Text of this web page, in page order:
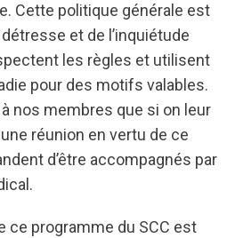
Cette politique générale est
et de l’inquiétude
les règles et utilisent
pour des motifs valables.
à nos membres que si on leur
réunion en vertu de ce
d’être accompagnés par
ce programme du SCC est